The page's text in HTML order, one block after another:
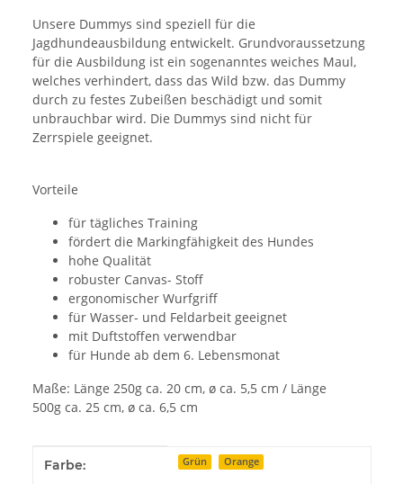
Unsere Dummys sind speziell für die
Jagdhundeausbildung entwickelt. Grundvoraussetzung
für die Ausbildung ist ein sogenanntes weiches Maul,
welches verhindert, dass das Wild bzw. das Dummy
durch zu festes Zubeißen beschädigt und somit
unbrauchbar wird. Die Dummys sind nicht für
Zerrspiele geeignet.
Vorteile
für tägliches Training
fördert die Markingfähigkeit des Hundes
hohe Qualität
robuster Canvas- Stoff
ergonomischer Wurfgriff
für Wasser- und Feldarbeit geeignet
mit Duftstoffen verwendbar
für Hunde ab dem 6. Lebensmonat
Maße: Länge 250g ca. 20 cm, ø ca. 5,5 cm / Länge
500g ca. 25 cm, ø ca. 6,5 cm
Produkteigenschaft
Wert
Farbe: Grün Orange